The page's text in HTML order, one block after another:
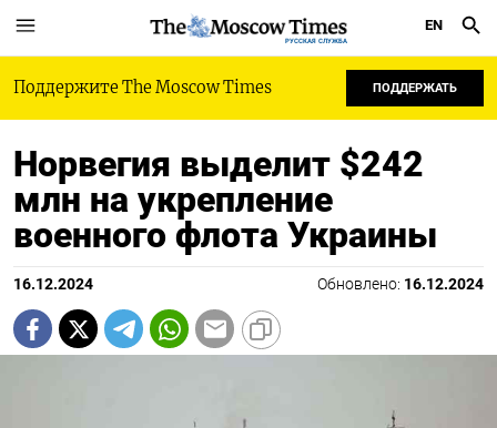
РУССКАЯ СЛУЖБА
EN
Поддержите The Moscow Times ПОДДЕРЖАТЬ
Норвегия выделит $242
млн на укрепление
военного флота Украины
16.12.2024 Обновлено: 16.12.2024